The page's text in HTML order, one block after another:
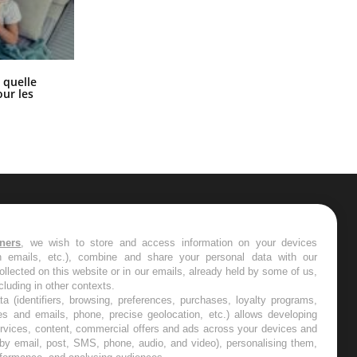
quelle
les
les semaines les meilleures
, we wish to store and access information on your devices
emails, etc.), combine and share your personal data with our
on this website or in our emails, already held by some of us,
in other contexts.
(identifiers, browsing, preferences, purchases, loyalty programs,
and emails, phone, precise geolocation, etc.) allows developing
content, commercial offers and ads across your devices and
email, post, SMS, phone, audio, and video), personalising them,